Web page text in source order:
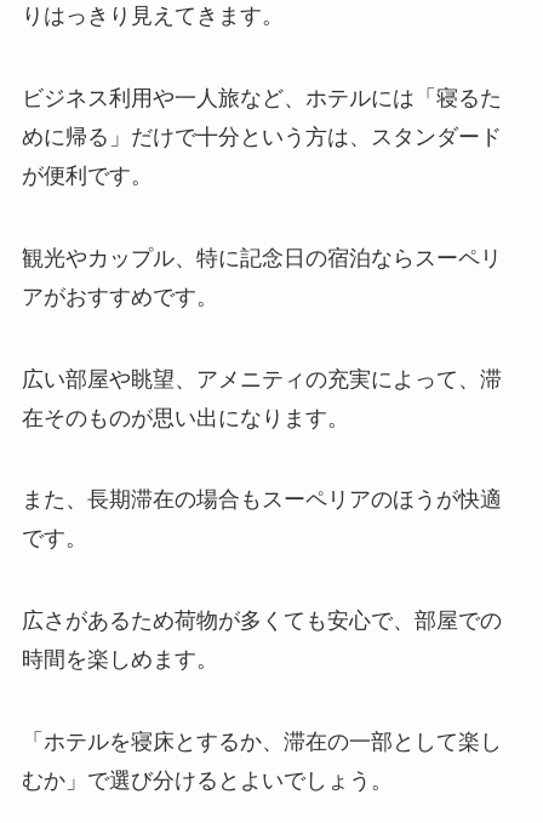
りはっきり見えてきます。
ビジネス利用や一人旅など、ホテルには「寝るた
めに帰る」だけで十分という方は、スタンダード
が便利です。
観光やカップル、特に記念日の宿泊ならスーペリ
アがおすすめです。
広い部屋や眺望、アメニティの充実によって、滞
在そのものが思い出になります。
また、長期滞在の場合もスーペリアのほうが快適
です。
広さがあるため荷物が多くても安心で、部屋での
時間を楽しめます。
「ホテルを寝床とするか、滞在の一部として楽し
むか」で選び分けるとよいでしょう。